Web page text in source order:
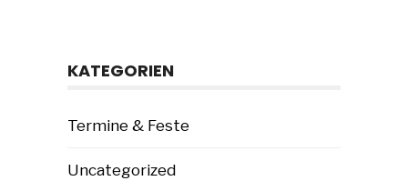
KATEGORIEN
Termine & Feste
Uncategorized